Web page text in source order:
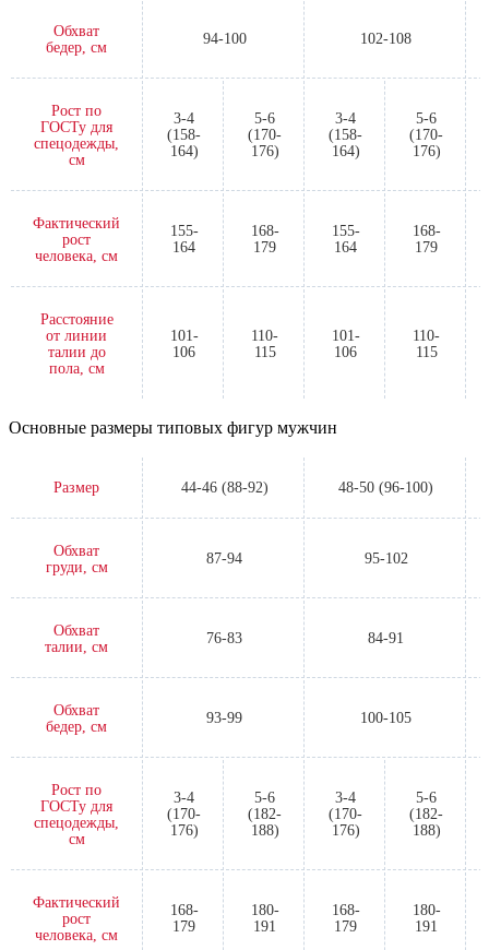
Обхват
бедер, см
94-100 102-108
Рост по
ГОСТу для
спецодежды,
см
3-4
(158-
164)
5-6
(170-
176)
3-4
(158-
164)
5-6
(170-
176)
Фактический
рост
человека, см
155-
164
168-
179
155-
164
168-
179
Расстояние
от линии
талии до
пола, см
101-
106
110-
115
101-
106
110-
115
Основные размеры типовых фигур мужчин
Размер 44-46 (88-92) 48-50 (96-100)
Обхват
груди, см
87-94 95-102
Обхват
талии, см
76-83 84-91
Обхват
бедер, см
93-99 100-105
Рост по
ГОСТу для
спецодежды,
см
3-4
(170-
176)
5-6
(182-
188)
3-4
(170-
176)
5-6
(182-
188)
Фактический
рост
человека, см
168-
179
180-
191
168-
179
180-
191